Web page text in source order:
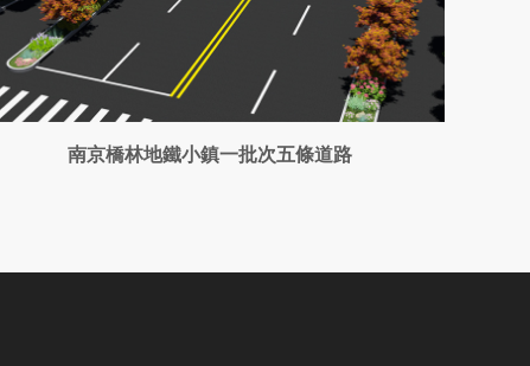
南京橋林地鐵小鎮一批次五條道路